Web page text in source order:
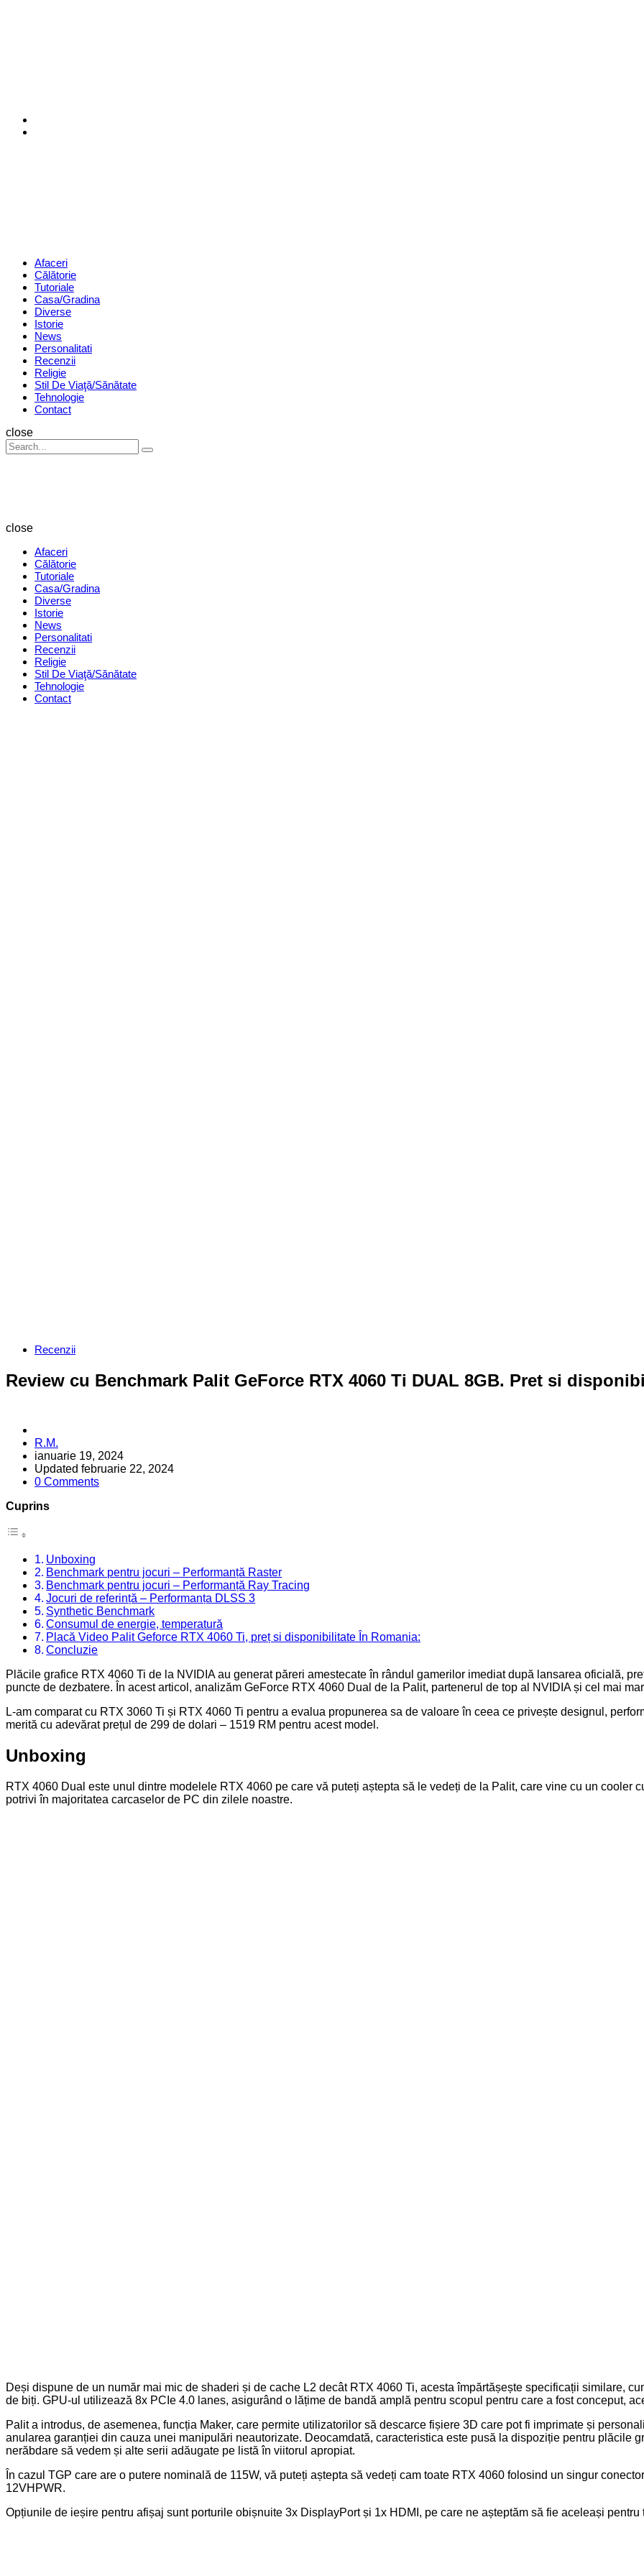
Menu Afaceri
Călătorie
Tutoriale
Casa/Gradina
Diverse
Istorie
News
Personalitati
Recenzii
Religie
Stil De Viaţă/Sănătate
Tehnologie
Contact
Search
close
Search
for:
Search
close
Afaceri
Călătorie
Tutoriale
Casa/Gradina
Diverse
Istorie
News
Personalitati
Recenzii
Religie
Stil De Viaţă/Sănătate
Tehnologie
Contact
Categories
Recenzii
Review cu Benchmark Palit GeForce RTX 4060 Ti DUAL 8GB. Pret si
Posted
by
R.M.
ianuarie 19, 2024
Updated februarie 22, 2024
0 Comments
Cuprins
Unboxing
Benchmark pentru jocuri – Performanță Raster
Benchmark pentru jocuri – Performanță Ray Tracing
Jocuri de referință – Performanța DLSS 3
Synthetic Benchmark
Consumul de energie, temperatură
Placă Video Palit Geforce RTX 4060 Ti, preț si disponibilitate În Romania:
Concluzie
Plăcile grafice RTX 4060 Ti de la NVIDIA au generat păreri amestecate în rândul gamerilor imediat după lansarea oficială,
puncte de dezbatere. În acest articol, analizăm GeForce RTX 4060 Dual de la Palit, partenerul de top al NVIDIA și cel mai
L-am comparat cu RTX 3060 Ti și RTX 4060 Ti pentru a evalua propunerea sa de valoare în ceea ce privește designul,
merită cu adevărat prețul de 299 de dolari – 1519 RM pentru acest model.
Unboxing
RTX 4060 Dual este unul dintre modelele RTX 4060 pe care vă puteți aștepta să le vedeți de la Palit, care vine cu un cooler
potrivi în majoritatea carcaselor de PC din zilele noastre.
Deși dispune de un număr mai mic de shaderi și de cache L2 decât RTX 4060 Ti, acesta împărtășește specificații similare,
de biți. GPU-ul utilizează 8x PCIe 4.0 lanes, asigurând o lățime de bandă amplă pentru scopul pentru care a fost conceput,
Palit a introdus, de asemenea, funcția Maker, care permite utilizatorilor să descarce fișiere 3D care pot fi imprimate și
anularea garanției din cauza unei manipulări neautorizate. Deocamdată, caracteristica este pusă la dispoziție pentru plăcile
nerăbdare să vedem și alte serii adăugate pe listă în viitorul apropiat.
În cazul TGP care are o putere nominală de 115W, vă puteți aștepta să vedeți cam toate RTX 4060 folosind un singur
12VHPWR.
Opțiunile de ieșire pentru afișaj sunt porturile obișnuite 3x DisplayPort și 1x HDMI, pe care ne așteptăm să fie aceleași